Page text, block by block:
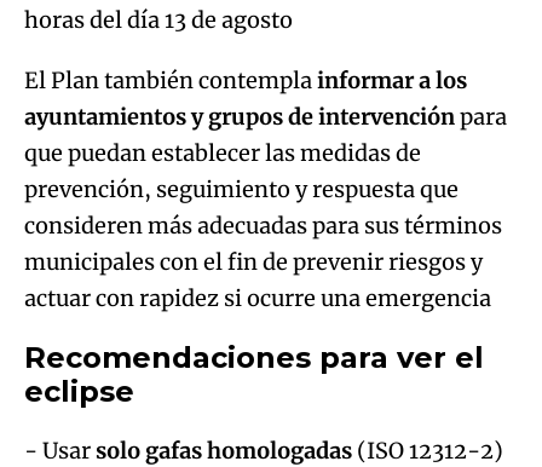
horas del día 13 de agosto
El Plan también contemplainformar a los
ayuntamientos y grupos de intervenciónpara
que puedan establecer las medidas de
prevención, seguimiento y respuesta que
consideren más adecuadas para sus términos
municipales con el fin de prevenir riesgos y
actuar con rapidez si ocurre una emergencia
Recomendaciones para ver el
eclipse
- Usarsolo gafas homologadas (ISO 12312-2)